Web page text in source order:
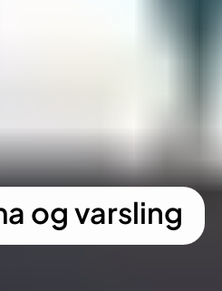
og varsling